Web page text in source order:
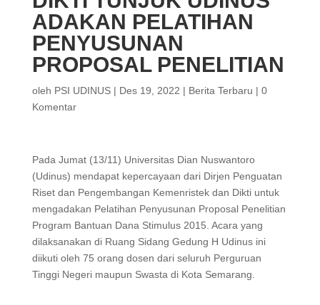
ADAKAN PELATIHAN
PENYUSUNAN
PROPOSAL PENELITIAN
oleh PSI UDINUS| Des 19, 2022 | Berita Terbaru | 0
Komentar
Pada Jumat (13/11) Universitas Dian Nuswantoro
(Udinus) mendapat kepercayaan dari Dirjen Penguatan
Riset dan Pengembangan Kemenristek dan Dikti untuk
mengadakan Pelatihan Penyusunan Proposal Penelitian
Program Bantuan Dana Stimulus 2015. Acara yang
dilaksanakan di Ruang Sidang Gedung H Udinus ini
diikuti oleh 75 orang dosen dari seluruh Perguruan
Tinggi Negeri maupun Swasta di Kota Semarang.